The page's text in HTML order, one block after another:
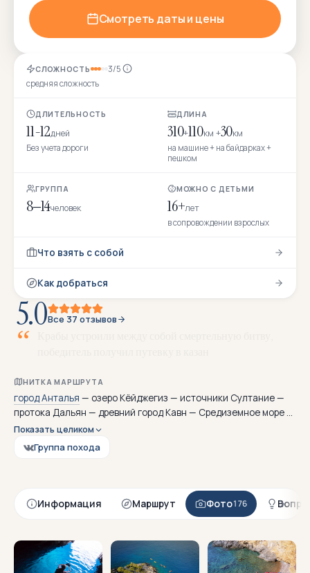
СЛОЖНОСТЬ 3/5
средняя сложность
ДЛИТЕЛЬНОСТЬ
11-12дней
Без учета дороги
ДЛИНА
310+110км +30км
на машине + на байдарках +
пешком
ГРУППА
8–14человек
МОЖНО С ДЕТЬМИ
16+лет
в сопровождении взрослых
Что взять с собой
Как добраться
5.0Все 37 отзывов
НИТКА МАРШРУТА
город Анталья — озеро Кёйджегиз — источники Султание —
протока Дальян — древний город Кавн — Средиземное море —
пляж Изтузу — пляж Саригерме — пляж Дальан — залив Гёчек
— город Анталья
Показать целиком
Группа похода
Смотреть даты и цены
Информация Маршрут Фото176